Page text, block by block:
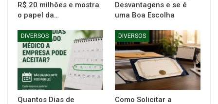
R$ 20 milhões e mostra
o papel da…
Desvantagens e se é
uma Boa Escolha
DIVERSOS
Quantos Dias de
DIVERSOS
Como Solicitar a